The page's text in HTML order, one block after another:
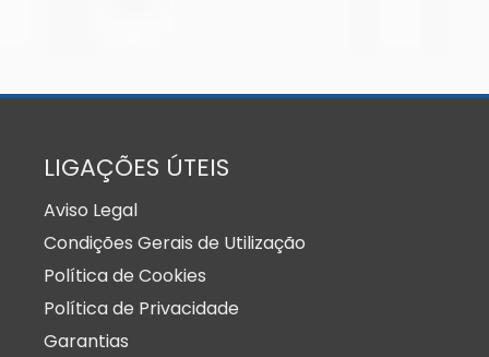
LIGAÇÕES ÚTEIS
Aviso Legal
Condições Gerais de Utilização
Política de Cookies
Política de Privacidade
Garantias